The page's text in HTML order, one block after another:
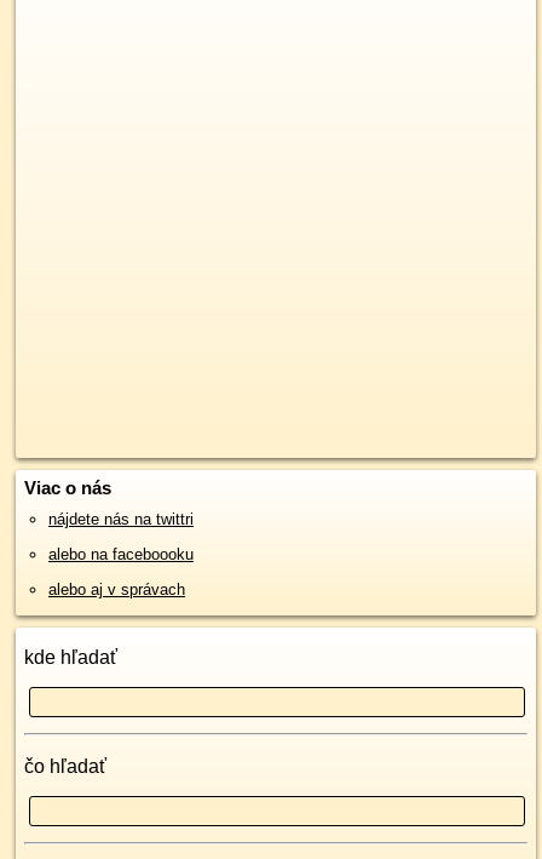
Viac o nás
nájdete nás na twittri
alebo na faceboooku
alebo aj v správach
kde hľadať
čo hľadať